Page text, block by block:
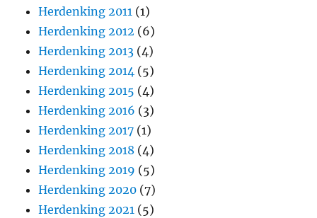
Herdenking 2011 (1)
Herdenking 2012 (6)
Herdenking 2013 (4)
Herdenking 2014 (5)
Herdenking 2015 (4)
Herdenking 2016 (3)
Herdenking 2017 (1)
Herdenking 2018 (4)
Herdenking 2019 (5)
Herdenking 2020 (7)
Herdenking 2021 (5)